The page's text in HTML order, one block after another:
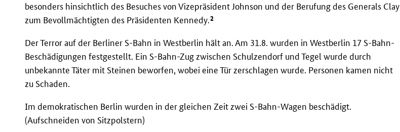
besonders hinsichtlich des Besuches von Vizepräsident Johnson und der Berufung des Generals Clay
zum Bevollmächtigten des Präsidenten Kennedy.2
Der Terror auf der Berliner S-Bahn in Westberlin hält an. Am 31.8. wurden in Westberlin 17 S-Bahn-
Beschädigungen festgestellt. Ein S-Bahn-Zug zwischen Schulzendorf und Tegel wurde durch
unbekannte Täter mit Steinen beworfen, wobei eine Tür zerschlagen wurde. Personen kamen nicht
zu Schaden.
Im demokratischen Berlin wurden in der gleichen Zeit zwei S-Bahn-Wagen beschädigt.
(Aufschneiden von Sitzpolstern)